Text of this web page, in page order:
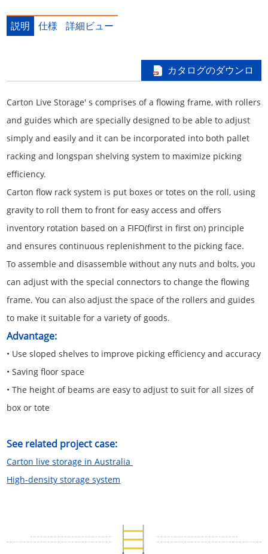
説明 仕様 詳細ビュー
カタログのダウンロ
Carton Live Storage' s comprises of a flowing frame, with rollers
and guides which are specially designed to be able to adjust
simply and easily and it can be incorporated into both pallet
racking and longspan shelving system to maximize picking
efficiency.
Carton flow rack system is put boxes or totes on the roll, using
gravity to roll them to front for easy access and offers
inventory rotation based on a FIFO(first in first on) principle
and ensures continuous replenishment to the picking face.
To assemble and disassemble without any nuts and bolts, you
can adjust with the special connectors to change the flowing
frame. You can also adjust the space of the rollers and guides
to make it suitable for a variety of goods.
Advantage:
• Use sloped shelves to improve picking efficiency and accuracy
• Saving floor space
• The height of beams are easy to adjust to suit for all sizes of
box or tote
See related project case:
Carton live storage in Australia
High-density storage system